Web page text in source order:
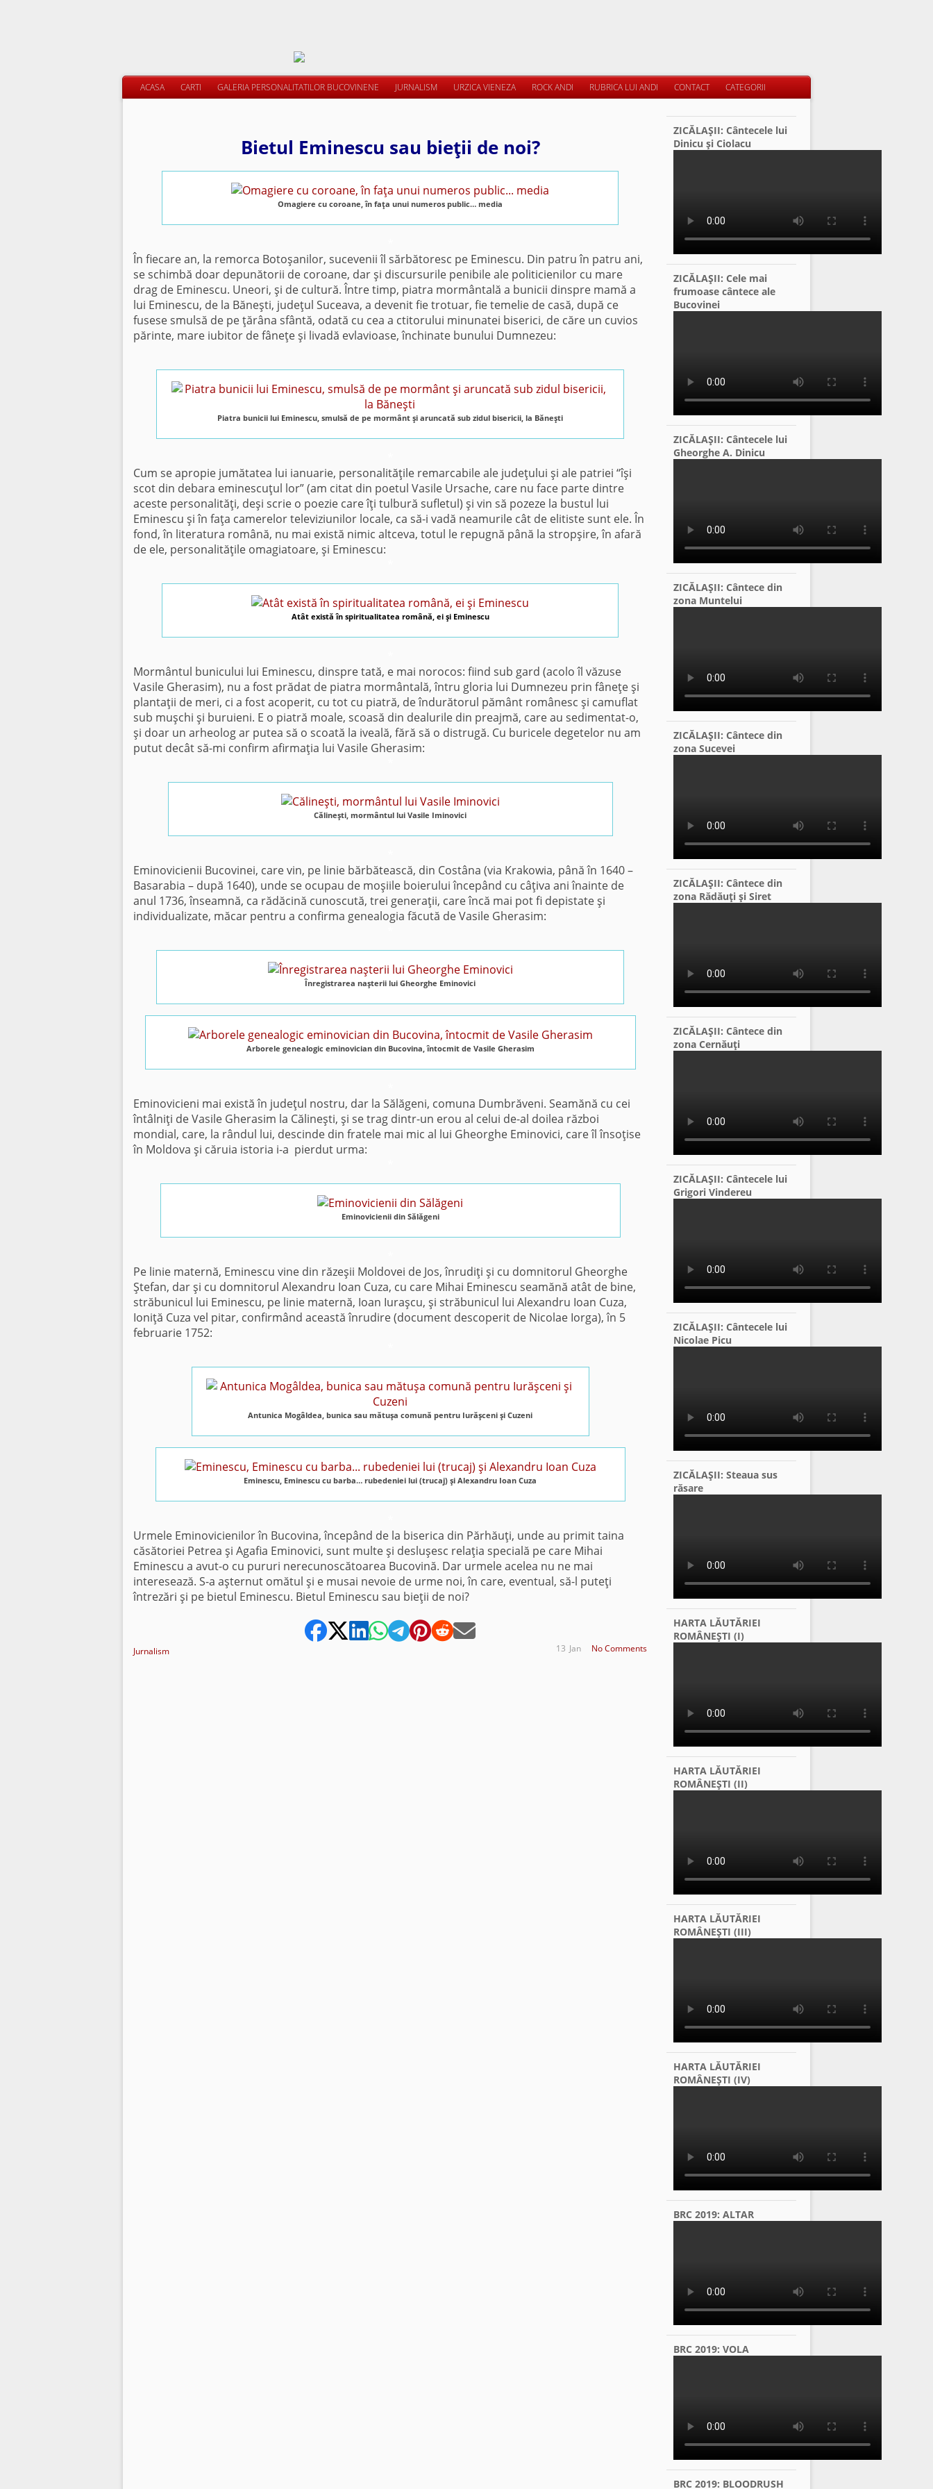
ACASA CARTI GALERIA PERSONALITATILOR BUCOVINENE JURNALISM URZICA VIENEZA ROCK ANDI RUBRICA LUI ANDI CONTACT CATEGORII
Bietul Eminescu sau bieţii de noi?
Omagiere cu coroane, în faţa unui numeros public… media
În fiecare an, la remorca Botoşanilor, sucevenii îl sărbătoresc pe Eminescu. Din patru în patru ani,
se schimbă doar depunătorii de coroane, dar şi discursurile penibile ale politicienilor cu mare
drag de Eminescu. Uneori, şi de cultură. Între timp, piatra mormântală a bunicii dinspre mamă a
lui Eminescu, de la Băneşti, judeţul Suceava, a devenit fie trotuar, fie temelie de casă, după ce
fusese smulsă de pe ţărâna sfântă, odată cu cea a ctitorului minunatei biserici, de căre un cuvios
părinte, mare iubitor de fâneţe şi livadă evlavioase, închinate bunului Dumnezeu:
Piatra bunicii lui Eminescu, smulsă de pe mormânt şi aruncată sub zidul bisericii, la Băneşti
Cum se apropie jumătatea lui ianuarie, personalităţile remarcabile ale judeţului şi ale patriei “îşi
scot din debara eminescuţul lor” (am citat din poetul Vasile Ursache, care nu face parte dintre
aceste personalităţi, deşi scrie o poezie care îţi tulbură sufletul) şi vin să pozeze la bustul lui
Eminescu şi în faţa camerelor televiziunilor locale, ca să-i vadă neamurile cât de elitiste sunt ele. În
fond, în literatura română, nu mai există nimic altceva, totul le repugnă până la stropşire, în afară
de ele, personalităţile omagiatoare, şi Eminescu:
Atât există în spiritualitatea română, ei şi Eminescu
Mormântul bunicului lui Eminescu, dinspre tată, e mai norocos: fiind sub gard (acolo îl văzuse
Vasile Gherasim), nu a fost prădat de piatra mormântală, întru gloria lui Dumnezeu prin fâneţe şi
plantaţii de meri, ci a fost acoperit, cu tot cu piatră, de îndurătorul pământ românesc şi camuflat
sub muşchi şi buruieni. E o piatră moale, scoasă din dealurile din preajmă, care au sedimentat-o,
şi doar un arheolog ar putea să o scoată la iveală, fără să o distrugă. Cu buricele degetelor nu am
putut decât să-mi confirm afirmaţia lui Vasile Gherasim:
Călineşti, mormântul lui Vasile Iminovici
Eminovicienii Bucovinei, care vin, pe linie bărbătească, din Costâna (via Krakowia, până în 1640 –
Basarabia – după 1640), unde se ocupau de moşiile boierului începând cu câţiva ani înainte de
anul 1736, înseamnă, ca rădăcină cunoscută, trei generaţii, care încă mai pot fi depistate şi
individualizate, măcar pentru a confirma genealogia făcută de Vasile Gherasim:
Înregistrarea naşterii lui Gheorghe Eminovici
Arborele genealogic eminovician din Bucovina, întocmit de Vasile Gherasim
Eminovicieni mai există în judeţul nostru, dar la Sălăgeni, comuna Dumbrăveni. Seamănă cu cei
întâlniţi de Vasile Gherasim la Călineşti, şi se trag dintr-un erou al celui de-al doilea război
mondial, care, la rândul lui, descinde din fratele mai mic al lui Gheorghe Eminovici, care îl însoţise
în Moldova şi căruia istoria i-a pierdut urma:
Eminovicienii din Sălăgeni
Pe linie maternă, Eminescu vine din răzeşii Moldovei de Jos, înrudiţi şi cu domnitorul Gheorghe
Ştefan, dar şi cu domnitorul Alexandru Ioan Cuza, cu care Mihai Eminescu seamănă atât de bine,
străbunicul lui Eminescu, pe linie maternă, Ioan Iuraşcu, şi străbunicul lui Alexandru Ioan Cuza,
Ioniţă Cuza vel pitar, confirmând această înrudire (document descoperit de Nicolae Iorga), în 5
februarie 1752:
Antunica Mogâldea, bunica sau mătuşa comună pentru Iurăşceni şi Cuzeni
Eminescu, Eminescu cu barba… rubedeniei lui (trucaj) şi Alexandru Ioan Cuza
Urmele Eminovicienilor în Bucovina, începând de la biserica din Părhăuţi, unde au primit taina
căsătoriei Petrea şi Agafia Eminovici, sunt multe şi desluşesc relaţia specială pe care Mihai
Eminescu a avut-o cu pururi nerecunoscătoarea Bucovină. Dar urmele acelea nu ne mai
interesează. S-a aşternut omătul şi e musai nevoie de urme noi, în care, eventual, să-l puteţi
întrezări şi pe bietul Eminescu. Bietul Eminescu sau bieţii de noi?
Jurnalism No Comments
Jan
13
ZICĂLAŞII: Cântecele lui
Dinicu şi Ciolacu
ZICĂLAŞII: Cele mai
frumoase cântece ale
Bucovinei
ZICĂLAŞII: Cântecele lui
Gheorghe A. Dinicu
ZICĂLAŞII: Cântece din
zona Muntelui
ZICĂLAŞII: Cântece din
zona Sucevei
ZICĂLAŞII: Cântece din
zona Rădăuţi şi Siret
ZICĂLAŞII: Cântece din
zona Cernăuţi
ZICĂLAŞII: Cântecele lui
Grigori Vindereu
ZICĂLAŞII: Cântecele lui
Nicolae Picu
ZICĂLAŞII: Steaua sus
răsare
HARTA LĂUTĂRIEI
ROMÂNEŞTI (I)
HARTA LĂUTĂRIEI
ROMÂNEŞTI (II)
HARTA LĂUTĂRIEI
ROMÂNEŞTI (III)
HARTA LĂUTĂRIEI
ROMÂNEŞTI (IV)
BRC 2019: ALTAR
BRC 2019: VOLA
BRC 2019: BLOODRUSH